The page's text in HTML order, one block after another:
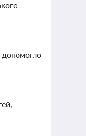
допомогло